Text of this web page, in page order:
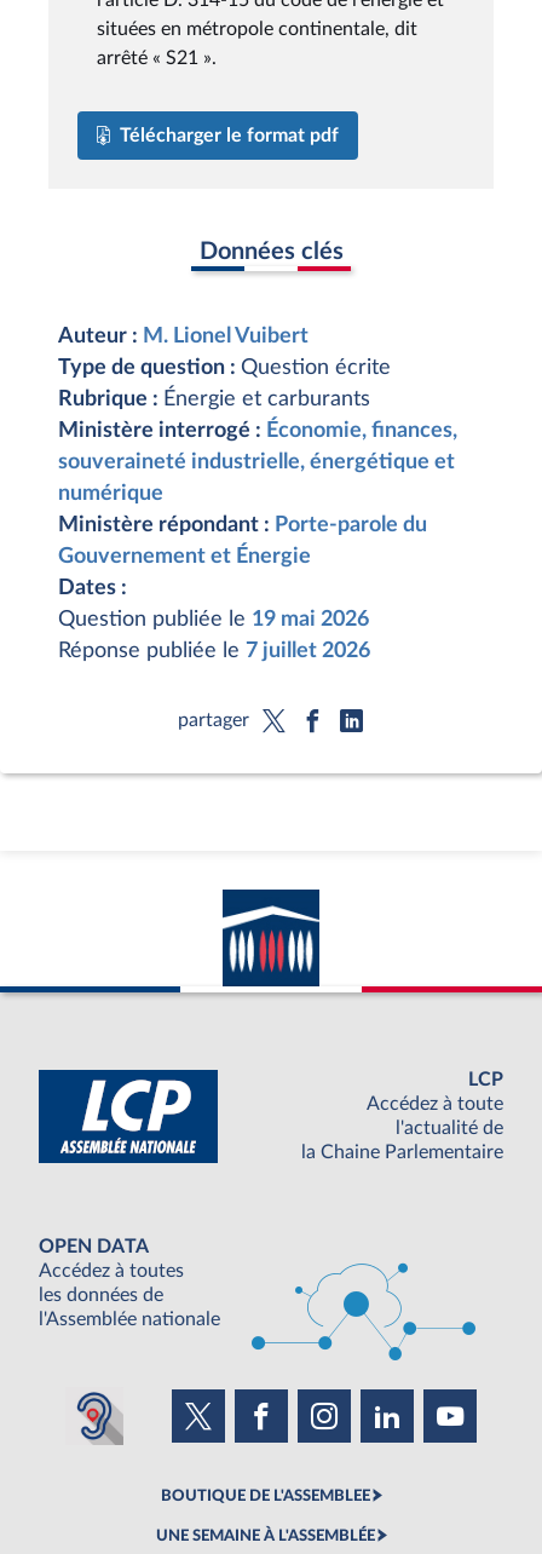
situées en métropole continentale, dit
arrêté « S21 ».
Télécharger le format pdf
Données clés
Auteur : M. Lionel Vuibert
Type de question : Question écrite
Rubrique : Énergie et carburants
Ministère interrogé : Économie, finances,
souveraineté industrielle, énergétique et
numérique
Ministère répondant : Porte-parole du
Gouvernement et Énergie
Dates :
Question publiée le 19 mai 2026
Réponse publiée le 7 juillet 2026
partager
LCP
Accédez à toute
l'actualité de
la Chaine Parlementaire
OPEN DATA
Accédez à toutes
les données de
l'Assemblée nationale
BOUTIQUE DE L'ASSEMBLEE
UNE SEMAINE À L'ASSEMBLÉE